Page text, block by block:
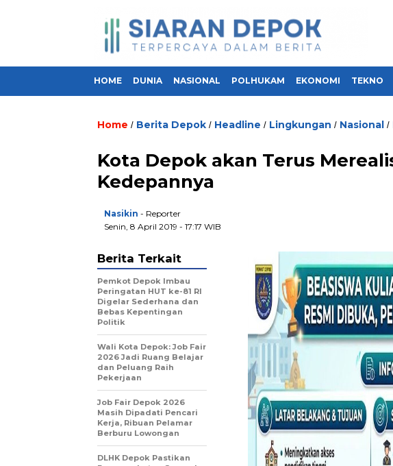
HOME DUNIA NASIONAL POLHUKAM EKONOMI TEKNO
Home / Berita Depok / Headline / Lingkungan / Nasional /
Kota Depok akan Terus
Kedepannya
Nasikin - Reporter
Senin, 8 April 2019 - 17:17 WIB
Berita Terkait
Pemkot Depok Imbau
Peringatan HUT ke-81 RI
Digelar Sederhana dan
Bebas Kepentingan
Politik
Wali Kota Depok: Job Fair
2026 Jadi Ruang Belajar
dan Peluang Raih
Pekerjaan
Job Fair Depok 2026
Masih Dipadati Pencari
Kerja, Ribuan Pelamar
Berburu Lowongan
DLHK Depok Pastikan